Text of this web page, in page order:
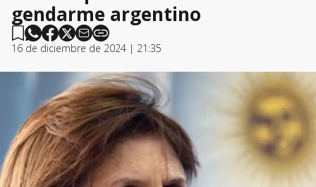
gendarme argentino
16 de diciembre de 2024 | 21:35